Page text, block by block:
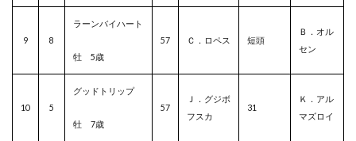
9 8
ラーンバイハート
牡 5歳
57 Ｃ．ロペス 短頭
Ｂ．オル
セン
10 5
グッドトリップ
牡 7歳
57
Ｊ．グジボ
フスカ
31
Ｋ．アル
マズロイ